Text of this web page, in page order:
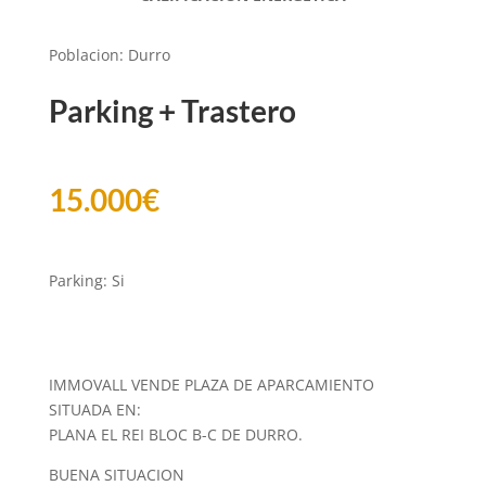
Poblacion: Durro
Parking + Trastero
15.000€
Parking: Si
IMMOVALL VENDE PLAZA DE APARCAMIENTO
SITUADA EN:
PLANA EL REI BLOC B-C DE DURRO.
BUENA SITUACION